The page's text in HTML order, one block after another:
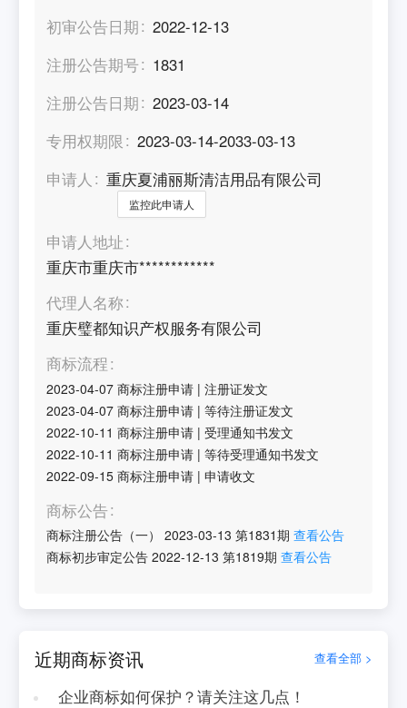
初审公告日期
2022-12-13
注册公告期号
1831
注册公告日期
2023-03-14
专用权期限
2023-03-14-2033-03-13
申请人
重庆夏浦丽斯清洁用品有限公司
监控此申请人
申请人地址
重庆市重庆市************
代理人名称
重庆璧都知识产权服务有限公司
商标流程
2023-04-07 商标注册申请 |注册证发文
2023-04-07 商标注册申请 |等待注册证发文
2022-10-11 商标注册申请 |受理通知书发文
2022-10-11 商标注册申请 |等待受理通知书发文
2022-09-15 商标注册申请 |申请收文
商标公告
商标注册公告（一） 2023-03-13 第1831期 查看公告
商标初步审定公告 2022-12-13 第1819期 查看公告
近期商标资讯 查看全部 >
企业商标如何保护？请关注这几点！